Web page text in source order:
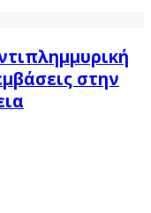
στην